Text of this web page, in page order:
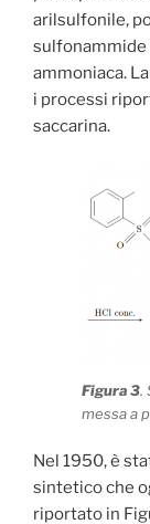
arilsulfonile,
sulfonammide
ammoniaca.
i processi
saccarina.
Figura 3.
messa a
Nel 1950, è
sintetico che
riportato in